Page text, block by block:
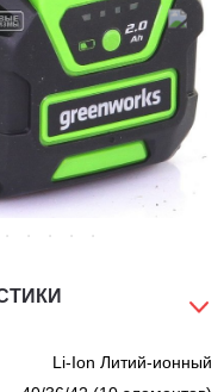
Li-Ion Литий-ионный